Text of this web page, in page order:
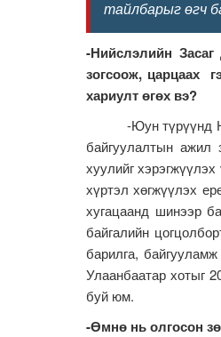
тайлбарыг өгч
-Нийслэлийн Засаг
зогсоож, царцаах
хариулт өгөх вэ?
-Юун түрүүнд
байгуулалтын ажил
хуулийг
хүртэл хөгжүүлэх
хугацаанд шинээр
байгалийн
барилга,
Улаанбаатар хотыг
буй юм.
-Өмнө нь олгосон